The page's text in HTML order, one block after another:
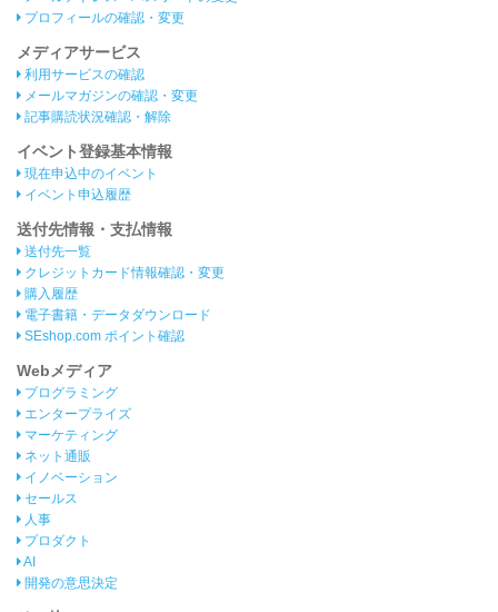
プロフィールの確認・変更
メディアサービス
利用サービスの確認
メールマガジンの確認・変更
記事購読状況確認・解除
イベント登録基本情報
現在申込中のイベント
イベント申込履歴
送付先情報・支払情報
送付先一覧
クレジットカード情報確認・変更
購入履歴
電子書籍・データダウンロード
SEshop.com ポイント確認
Webメディア
プログラミング
エンタープライズ
マーケティング
ネット通販
イノベーション
セールス
人事
プロダクト
AI
開発の意思決定